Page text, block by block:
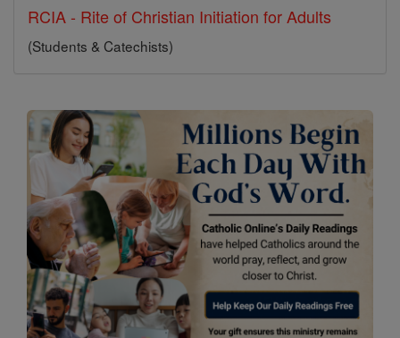
RCIA - Rite of Christian Initiation for Adults
(Students & Catechists)